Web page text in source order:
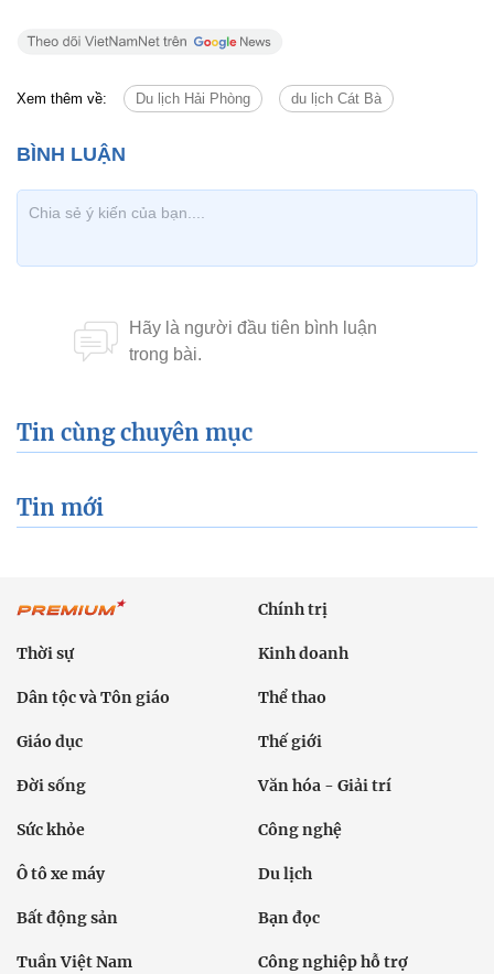
Xem thêm về: Du lịch Hải Phòng du lịch Cát Bà
Tin cùng chuyên mục
Tin mới
Chính trị
Thời sự Kinh doanh
Dân tộc và Tôn giáo Thể thao
Giáo dục Thế giới
Đời sống Văn hóa - Giải trí
Sức khỏe Công nghệ
Ô tô xe máy Du lịch
Bất động sản Bạn đọc
Tuần Việt Nam Công nghiệp hỗ trợ